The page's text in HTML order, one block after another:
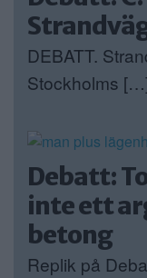
DEBATT.
Stockholms
Debatt:
inte ett
betong
Replik på